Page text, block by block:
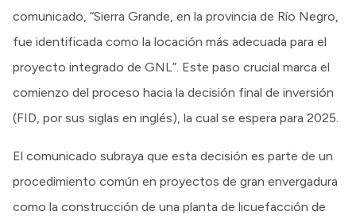
comunicado, “Sierra Grande, en la provincia de Río Negro,
fue identificada como la locación más adecuada para el
proyecto integrado de GNL”. Este paso crucial marca el
comienzo del proceso hacia la decisión final de inversión
(FID, por sus siglas en inglés), la cual se espera para 2025.
El comunicado subraya que esta decisión es parte de un
procedimiento común en proyectos de gran envergadura
como la construcción de una planta de licuefacción de